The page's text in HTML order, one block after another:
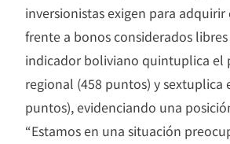
inversionistas exigen para
frente a bonos considerados libres
indicador boliviano quintuplica el
regional (458 puntos) y sextuplica
puntos), evidenciando una
“Estamos en una situación